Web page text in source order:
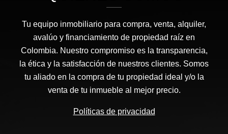
Tu equipo inmobiliario para compra, venta, alquiler,
avalúo y financiamiento de propiedad raíz en
Colombia. Nuestro compromiso es la transparencia,
la ética y la satisfacción de nuestros clientes. Somos
tu aliado en la compra de tu propiedad ideal y/o la
venta de tu inmueble al mejor precio.
Políticas de privacidad